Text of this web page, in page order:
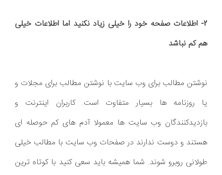
2- اطلاعات صفحه خود را خیلی زیاد نکنید اما اطلاعات خیلی
هم کم نباشد
نوشتن مطالب برای وب سایت با نوشتن مطالب برای مجلات و
یا روزنامه ها بسیار متفاوت است. کاربران اینترنت و
بازدیدکنندگان وب سایت ها معمولا آدم های کم حوصله ای
هستند و دوست ندارند در صفحات وب سایت با مطالب خیلی
طولانی روبرو شوند. شما همیشه باید سعی کنید با کوتاه ترین